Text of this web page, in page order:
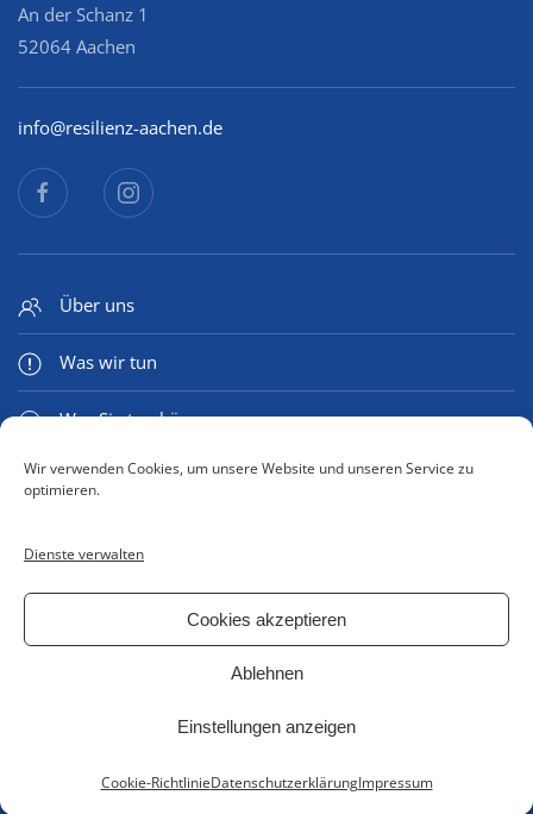
Wir verwenden Cookies, um unsere Website und unseren Service zu
optimieren.
Dienste verwalten
Cookies akzeptieren
Ablehnen
Einstellungen anzeigen
Cookie-RichtlinieDatenschutzerklärungImpressum
An der Schanz 1
52064 Aachen
info@resilienz-aachen.de
Über uns
Was wir tun
Was Sie tun können
Medien & Mehr